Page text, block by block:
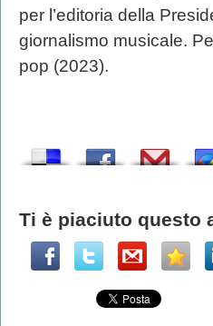
per l’editoria della
giornalismo musicale.
pop (2023).
Ti è piaciuto questo